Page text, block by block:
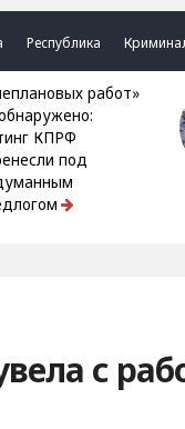
Республика
КПРФ
под
с